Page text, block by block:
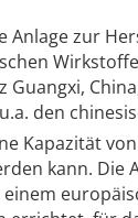
Anlage zur
Guangxi,
den
Kapazität
kann. Die